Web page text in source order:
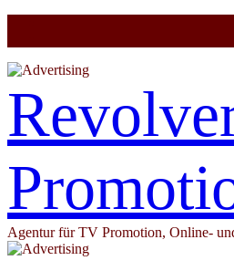
Agentur für TV Promotion, Online-